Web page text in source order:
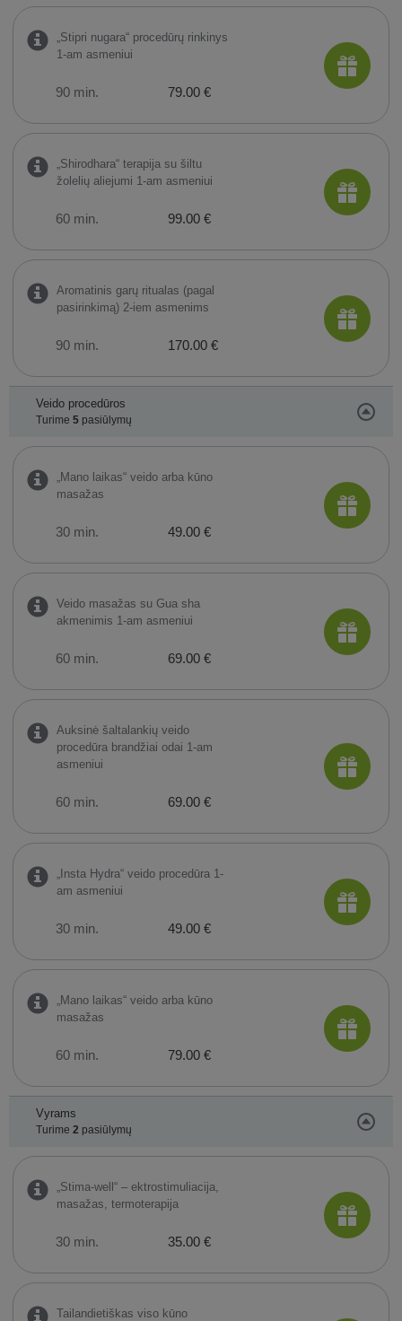
„Stipri nugara“ procedūrų rinkinys
1-am asmeniui
90 min. 79.00 €
„Shirodhara“ terapija su šiltu
žolelių aliejumi 1-am asmeniui
60 min. 99.00 €
Aromatinis garų ritualas (pagal
pasirinkimą) 2-iem asmenims
90 min. 170.00 €
Veido procedūros
Turime 5pasiūlymų
„Mano laikas“ veido arba kūno
masažas
30 min. 49.00 €
Veido masažas su Gua sha
akmenimis 1-am asmeniui
60 min. 69.00 €
Auksinė šaltalankių veido
procedūra brandžiai odai 1-am
asmeniui
60 min. 69.00 €
„Insta Hydra“ veido procedūra 1-
am asmeniui
30 min. 49.00 €
„Mano laikas“ veido arba kūno
masažas
60 min. 79.00 €
Vyrams
Turime 2 pasiūlymų
„Stima-well“ – ektrostimuliacija,
masažas, termoterapija
30 min. 35.00 €
Tailandietiškas viso kūno